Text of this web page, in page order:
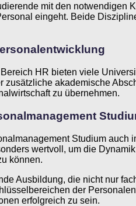
mit den
eingeht. Beide
HR bieten viele
zusätzliche akademische
zu übernehmen.
Studium
wertvoll, um die
können.
Ausbildung, die nicht nur
der
erfolgreich zu sein.